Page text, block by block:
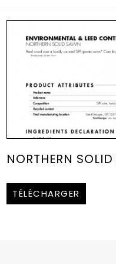
NORTHERN
TÉLÉCHARGER